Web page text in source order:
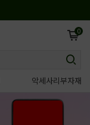
0
악세사리부자재